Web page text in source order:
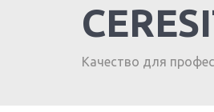
Качество для